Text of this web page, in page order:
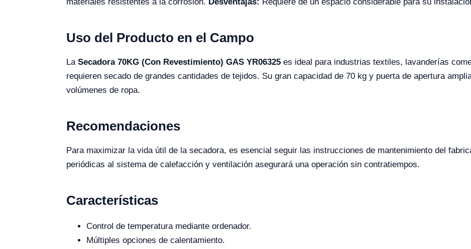
Uso del Producto en el Campo
La Secadora 70KG (Con Revestimiento) GAS YR06325 es ideal para industrias textiles, lavanderías
requieren secado de grandes cantidades de tejidos. Su gran capacidad de 70 kg y puerta de apertura
volúmenes de ropa.
Recomendaciones
Para maximizar la vida útil de la secadora, es esencial seguir las instrucciones de mantenimiento del
periódicas al sistema de calefacción y ventilación asegurará una operación sin contratiempos.
Características
Control de temperatura mediante ordenador.
Múltiples opciones de calentamiento.